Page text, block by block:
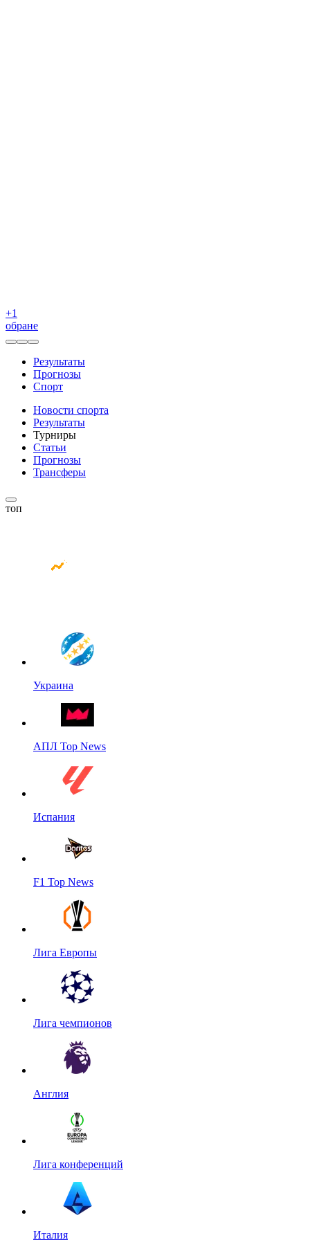
+1
обране
Результаты
Прогнозы
Спорт
Новости спорта
Результаты
Турниры
Статьи
Прогнозы
Трансферы
топ
Украина
АПЛ Top News
Испания
F1 Top News
Лига Европы
Лига чемпионов
Англия
Лига конференций
Италия